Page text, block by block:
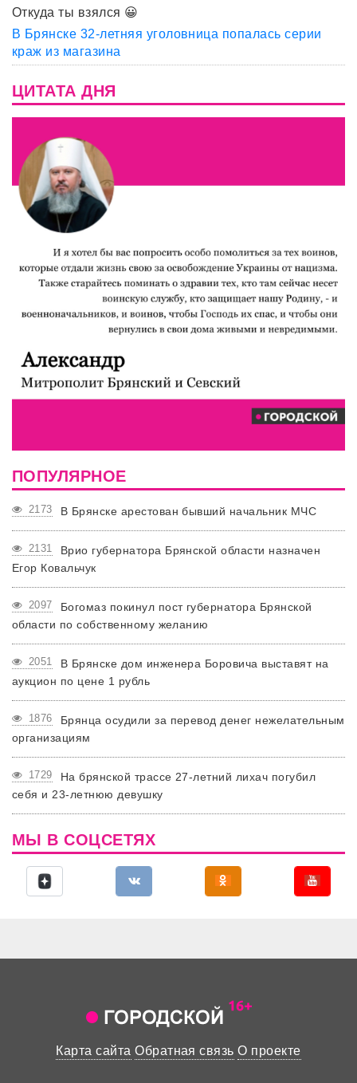
Откуда ты взялся 😀
В Брянске 32-летняя уголовница попалась серии
краж из магазина
ЦИТАТА ДНЯ
ПОПУЛЯРНОЕ
2173 В Брянске арестован бывший начальник МЧС
2131
Врио губернатора Брянской области назначен
Егор Ковальчук
2097
Богомаз покинул пост губернатора Брянской
области по собственному желанию
2051
В Брянске дом инженера Боровича выставят на
аукцион по цене 1 рубль
1876
Брянца осудили за перевод денег нежелательным
организациям
1729
На брянской трассе 27-летний лихач погубил
себя и 23-летнюю девушку
МЫ В СОЦСЕТЯХ
Карта сайта Обратная связь О проекте